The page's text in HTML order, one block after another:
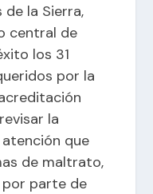
la Sierra,
central de
los 31
por la
la
que
de maltrato,
por parte de